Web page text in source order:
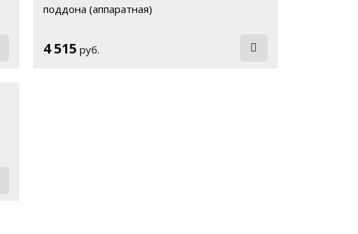
поддона (аппаратная)
4 515 руб.